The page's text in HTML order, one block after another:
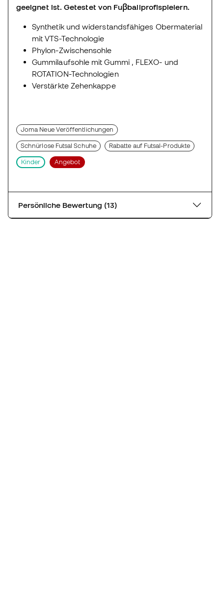
geeignet ist. Getestet von Fuβballprofispielern.
Synthetik und widerstandsfähiges Obermaterial
mit VTS-Technologie
Phylon-Zwischensohle
Gummilaufsohle mit Gummi , FLEXO- und
ROTATION-Technologien
Verstärkte Zehenkappe
Joma Neue Veröffentlichungen
Schnürlose Futsal Schuhe Rabatte auf Futsal-Produkte
Kinder Angebot
Persönliche Bewertung (13)